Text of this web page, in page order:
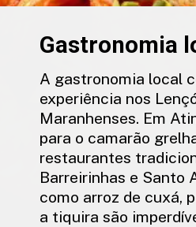
Gastronomia
A gastronomia local
experiência nos
Maranhenses. Em
para o camarão
restaurantes
Barreirinhas e Santo
como arroz de cuxá,
a tiquira são